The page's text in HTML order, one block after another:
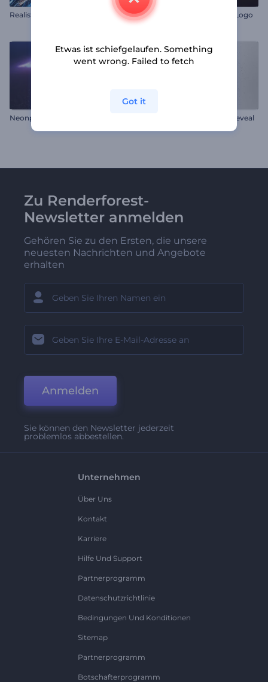
Realistisches Auge Intro Verschmelzende Partikeln Logo
Neonpixel Opener Rotierender Rauch Logo-Reveal
Zu Renderforest-
Newsletter anmelden
Gehören Sie zu den Ersten, die unsere
neuesten Nachrichten und Angebote
erhalten
Anmelden
Sie können den Newsletter jederzeit
problemlos abbestellen.
Unternehmen
Über Uns
Kontakt
Karriere
Hilfe Und Support
Partnerprogramm
Datenschutzrichtlinie
Bedingungen Und Konditionen
Sitemap
Partnerprogramm
Botschafterprogramm
Etwas ist schiefgelaufen. Something
went wrong. Failed to fetch
Got it